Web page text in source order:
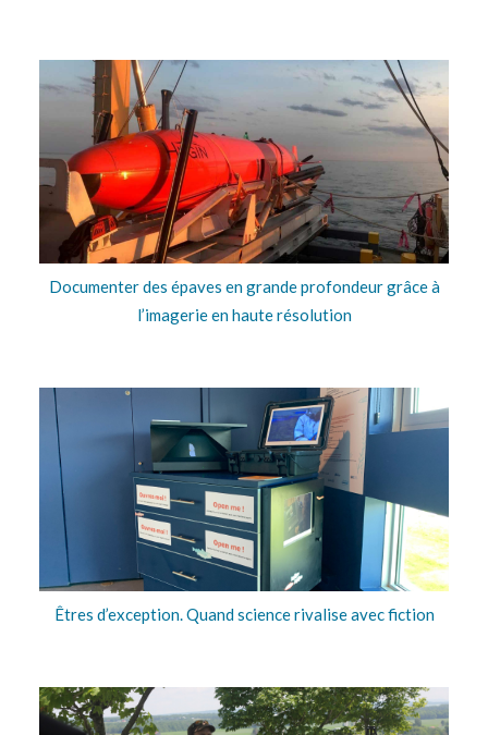
Documenter des épaves en grande profondeur grâce à
l’imagerie en haute résolution
Êtres d’exception. Quand science rivalise avec fiction